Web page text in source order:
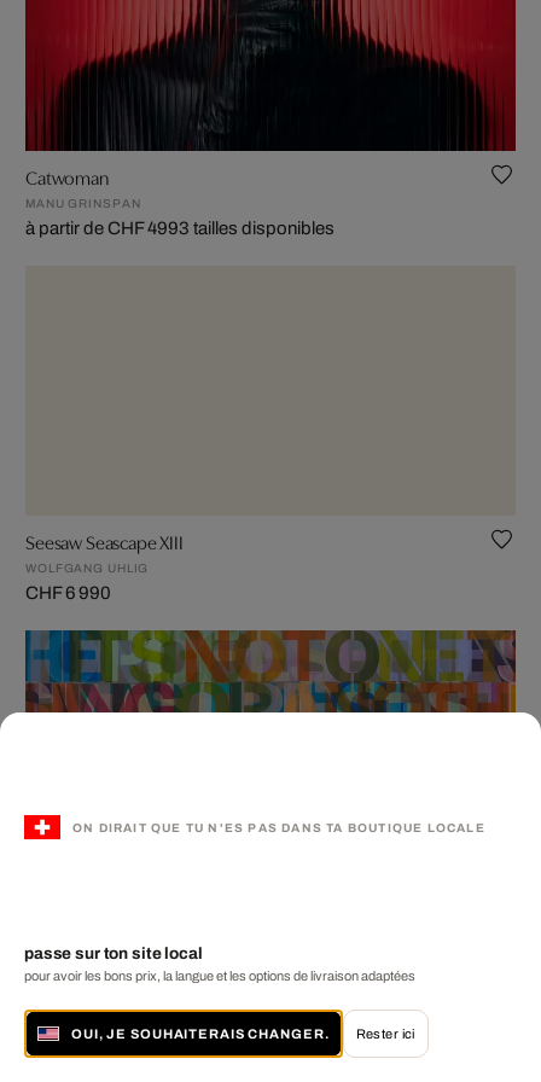
Catwoman
MANU GRINSPAN
à partir de CHF 4993 tailles disponibles
Seesaw Seascape XIII
WOLFGANG UHLIG
CHF 6 990
à partir de CHF 5994 tailles disponibles
Nouveau
ON DIRAIT QUE TU N'ES PAS DANS TA BOUTIQUE LOCALE
passe sur ton site local
pour avoir les bons prix, la langue et les options de livraison adaptées
OUI, JE SOUHAITERAIS CHANGER. Rester ici